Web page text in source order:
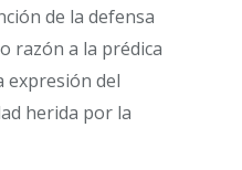
de la defensa
razón a la prédica
expresión del
herida por la